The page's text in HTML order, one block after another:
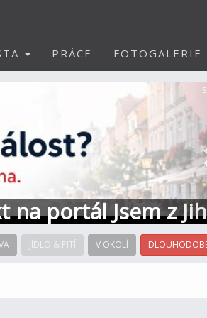
PRÁCE FOTOGALERIE
na portál Jsem z
JÍDLO & PITÍ V OKOLÍ